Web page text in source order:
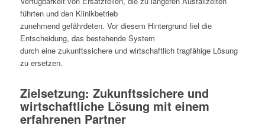
führten und den Klinikbetrieb
zunehmend gefährdeten. Vor diesem Hintergrund fiel die
Entscheidung, das bestehende System
durch eine zukunftssichere und wirtschaftlich tragfähige Lösung
zu ersetzen.
Zielsetzung: Zukunftssichere und
wirtschaftliche Lösung mit einem
erfahrenen Partner